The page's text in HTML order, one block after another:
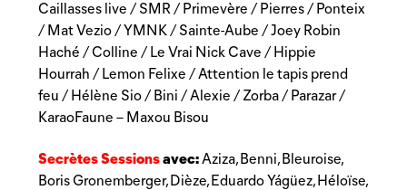
Caillasses live / SMR / Primevère / Pierres / Ponteix
/ Mat Vezio / YMNK / Sainte-Aube / Joey Robin
Haché / Colline / Le Vrai Nick Cave / Hippie
Hourrah / Lemon Felixe / Attention le tapis prend
feu / Hélène Sio / Bini / Alexie / Zorba / Parazar /
KaraoFaune – Maxou Bisou
Secrètes Sessionsavec:Aziza, Benni, Bleuroise,
Boris Gronemberger, Dièze, Eduardo Yágüez, Héloïse,